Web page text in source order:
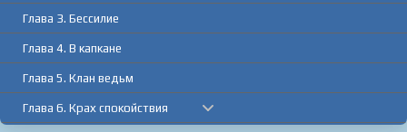
Глава 3. Бессилие
Глава 4. В капкане
Глава 5. Клан ведьм
Глава 6. Крах спокойствия